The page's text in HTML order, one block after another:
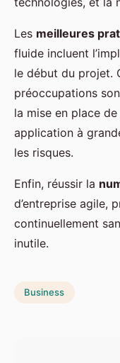
Les meilleures
fluide incluent
le début du projet.
préoccupations
la mise en place
application à
les risques.
Enfin, réussir la
d’entreprise agile,
continuellement
inutile.
Business